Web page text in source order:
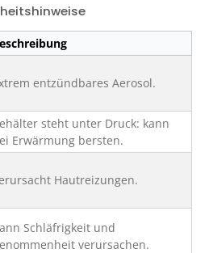
entzündbares Aerosol.
steht unter Druck: kann
Erwärmung bersten.
Hautreizungen.
Schläfrigkeit und
verursachen.